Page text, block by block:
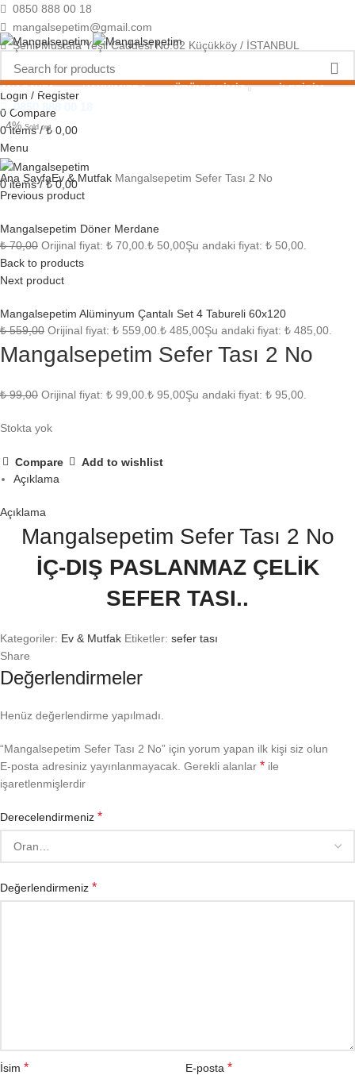
0850 888 00 18
mangalsepetim@gmail.com
Şehit Mustafa Yeşil Caddesi No:62 Küçükköy / İSTANBUL
Login / Register
0 Compare
0items / ₺ 0,00
Menu
0items / ₺0,00
ANASAYFA HAKKIMIZDA ÜRÜNLERIMIZ İLETIŞIM
0850 888 00 18
-4% Sold out
Click to enlarge
Ana SayfaEv & Mutfak Mangalsepetim Sefer Tası 2 No
Previous product
Mangalsepetim Döner Merdane
₺70,00 Orijinal fiyat: ₺ 70,00. ₺ 50,00Şu andaki fiyat: ₺ 50,00.
Back to products
Next product
Mangalsepetim Alüminyum Çantalı Set 4 Tabureli 60x120
₺559,00 Orijinal fiyat: ₺ 559,00. ₺ 485,00Şu andaki fiyat: ₺ 485,00.
Mangalsepetim Sefer Tası 2 No
₺99,00 Orijinal fiyat: ₺ 99,00. ₺ 95,00Şu andaki fiyat: ₺ 95,00.
Stokta yok
Compare
Add to wishlist
Açıklama
Açıklama
Mangalsepetim Sefer Tası 2 No
İÇ-DIŞ PASLANMAZ ÇELİK
SEFER TASI..
Kategoriler: Ev & Mutfak Etiketler: sefer tası
Share
Değerlendirmeler
Henüz değerlendirme yapılmadı.
“Mangalsepetim Sefer Tası 2 No” için yorum yapan ilk kişi siz olun
E-posta adresiniz yayınlanmayacak. Gerekli alanlar * ile
işaretlenmişlerdir
Derecelendirmeniz *
Değerlendirmeniz *
İsim * E-posta *